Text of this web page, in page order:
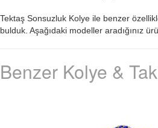
Tektaş Sonsuzluk Kolye ile benzer
bulduk. Aşağıdaki modeller aradığınız
Benzer Kolye &